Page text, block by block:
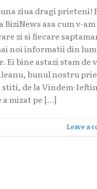
ziua dragi prieteni!
asa cum v-am
zi si fiecare
noi informatii din
bine astazi stam de
bunul nostru
stiti, de la Vindem-
a mizat pe […]
Leave a